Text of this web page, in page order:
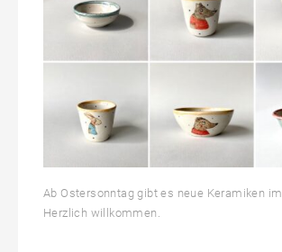
Ab Ostersonntag gibt es neue Keramiken
Herzlich willkommen.